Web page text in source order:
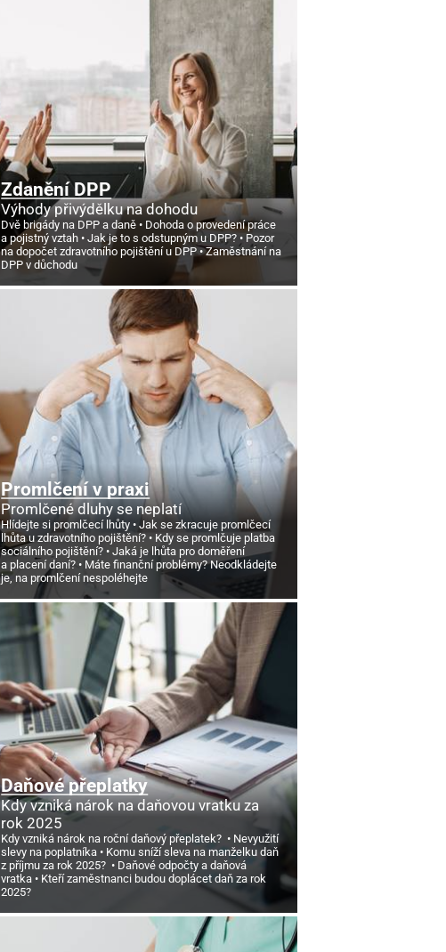
Zdanění DPP
Výhody přivýdělku na dohodu
Dvě brigády na DPP a daně
Dohoda o provedení práce
a pojistný vztah
Jak je to s odstupným u DPP?
Pozor
na dopočet zdravotního pojištění u DPP
Zaměstnání na
DPP v důchodu
Promlčení v praxi
Promlčené dluhy se neplatí
Hlídejte si promlčecí lhůty
Jak se zkracuje promlčecí
lhůta u zdravotního pojištění?
Kdy se promlčuje platba
sociálního pojištění?
Jaká je lhůta pro doměření
a placení daní?
Máte finanční problémy? Neodkládejte
je, na promlčení nespoléhejte
Daňové přeplatky
Kdy vzniká nárok na daňovou vratku za
rok 2025
Kdy vzniká nárok na roční daňový přeplatek?
Nevyužití
slevy na poplatníka
Komu sníží sleva na manželku daň
z příjmu za rok 2025?
Daňové odpočty a daňová
vratka
Kteří zaměstnanci budou doplácet daň za rok
2025?